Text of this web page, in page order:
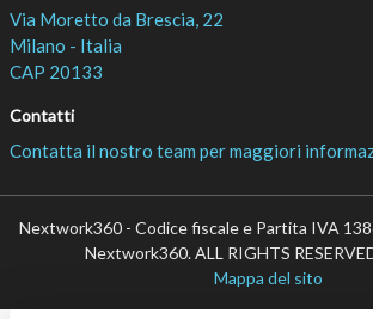
Via Moretto da Brescia, 22
Milano - Italia
CAP 20133
Contatti
Contatta il nostro team per maggiori
Nextwork360 - Codice fiscale e Partita IVA
Nextwork360. ALL RIGHTS
Mappa del sito